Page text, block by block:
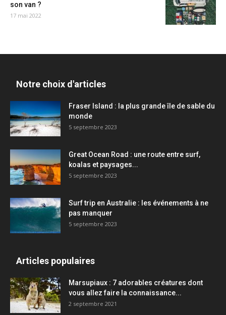
son van ?
17 mai 2022
Notre choix d'articles
Fraser Island : la plus grande île de sable du
monde
5 septembre 2023
Great Ocean Road : une route entre surf,
koalas et paysages...
5 septembre 2023
Surf trip en Australie : les événements à ne
pas manquer
5 septembre 2023
Articles populaires
Marsupiaux : 7 adorables créatures dont
vous allez faire la connaissance...
2 septembre 2021